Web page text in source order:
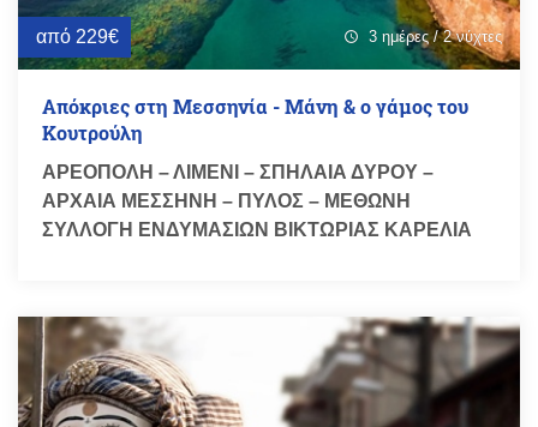
από 229€ schedule 3 ημέρες / 2 νύχτες
Απόκριες στη Μεσσηνία - Μάνη & ο γάμος του
Κουτρούλη
ΑΡΕΟΠΟΛΗ – ΛΙΜΕΝΙ – ΣΠΗΛΑΙΑ ΔΥΡΟΥ –
ΑΡΧΑΙΑ ΜΕΣΣΗΝΗ – ΠΥΛΟΣ – ΜΕΘΩΝΗ
ΣΥΛΛΟΓΗ ΕΝΔΥΜΑΣΙΩΝ ΒΙΚΤΩΡΙΑΣ ΚΑΡΕΛΙΑ